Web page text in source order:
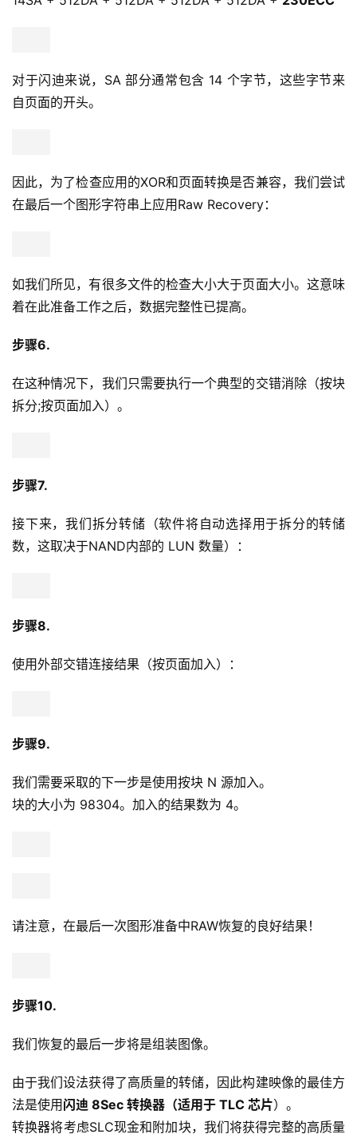
对于闪迪来说，SA 部分通常包含 14 个字节，这些字节来
自页面的开头。
因此，为了检查应用的XOR和页面转换是否兼容，我们尝试
在最后一个图形字符串上应用Raw Recovery：
如我们所见，有很多文件的检查大小大于页面大小。这意味
着在此准备工作之后，数据完整性已提高。
步骤6.
在这种情况下，我们只需要执行一个典型的交错消除（按块
拆分;按页面加入）。
步骤7.
接下来，我们拆分转储（软件将自动选择用于拆分的转储
数，这取决于NAND内部的 LUN 数量）：
步骤8.
使用外部交错连接结果（按页面加入）：
步骤9.
我们需要采取的下一步是使用按块 N 源加入。
块的大小为 98304。加入的结果数为 4。
请注意，在最后一次图形准备中RAW恢复的良好结果！
步骤10.
我们恢复的最后一步将是组装图像。
由于我们设法获得了高质量的转储，因此构建映像的最佳方
法是使用 闪迪 8Sec 转换器（适用于 TLC 芯片）。
转换器将考虑SLC现金和附加块，我们将获得完整的高质量